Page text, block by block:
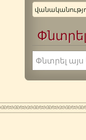
Փնտրել